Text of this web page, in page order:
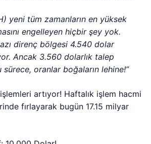
yeni tüm zamanların en yüksek
engelleyen hiçbir şey yok.
direnç bölgesi 4.540 dolar
Ancak 3.560 dolarlık talep
oranlar boğaların lehine!”
artıyor! Haftalık işlem hacmi
fırlayarak bugün 17.15 milyar